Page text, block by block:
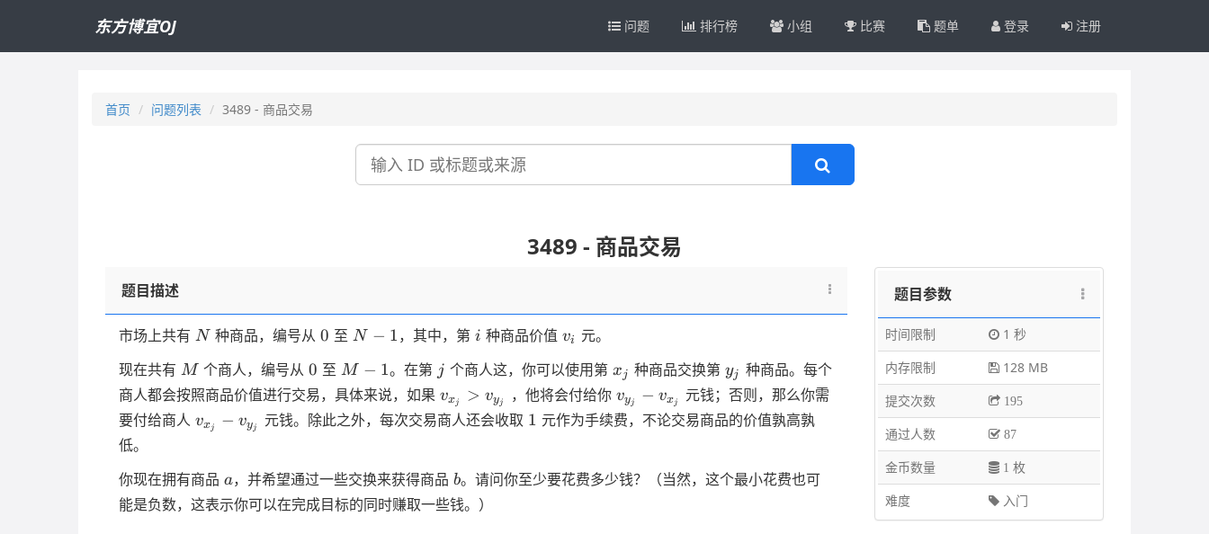
东方博宜OJ 问题 排行榜 小组 比赛 题单 登录 注册
首页 问题列表 3489 - 商品交易
搜
3489 - 商品交易
题目描述
市场上共有 N
N 种商品，编号从0
0 至N-
N − 1 ，其中，第 i
i 种商品价值 v_i
vi
元。
现在共有 M
M 个商人，编号从0
0 至M-
1
M − 1。在第 jj 个商人这，你可以使用第 x_j
xj 种商品交换第 y_j
yj
种商品。每个
商人都会按照商品价值进行交易，具体来说，如果 v _
{x_j}
> v _
vxj > vyj ，他将会付给你v _
{y_j}
-v _
vyj − vxj
元钱；否则，那么你需
要付给商人 v _
{x_j}
{y_j}
vxj − vyj 元钱。除此之外，每次交易商人还会收取 1
1 元作为手续费，不论交易商品的价值孰高孰
低。
你现在拥有商品 a
a，并希望通过一些交换来获得商品 b
b。请问你至少要花费多少钱？（当然，这个最小花费也可
能是负数，这表示你可以在完成目标的同时赚取一些钱。）
题目参数
时间限制
1 秒
内存限制
128 MB
提交次数
195
通过人数 87
金币数量 1 枚
难度 入门